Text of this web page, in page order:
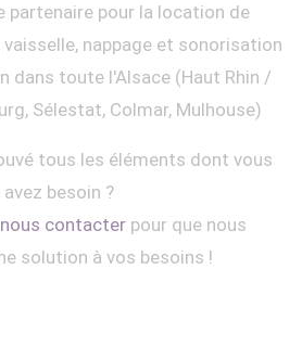
partenaire pour la location de
vaisselle, nappage et sonorisation
dans toute l'Alsace (Haut Rhin /
Sélestat, Colmar, Mulhouse)
tous les éléments dont vous
avez besoin ?
nous contacterpour que nous
solution à vos besoins !